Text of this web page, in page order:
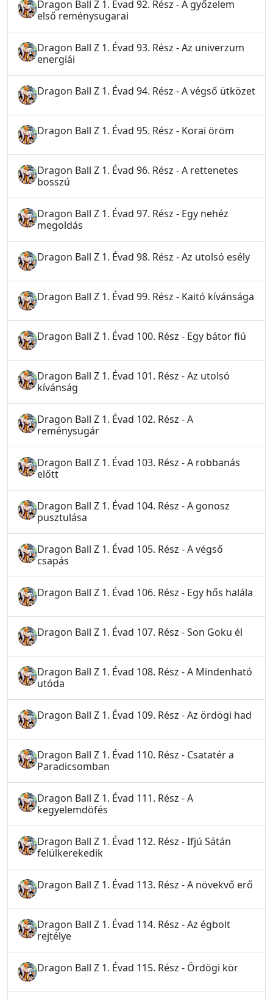
Dragon Ball Z 1. Évad 92. Rész - A győzelem
első reménysugarai
Dragon Ball Z 1. Évad 93. Rész - Az univerzum
energiái
Dragon Ball Z 1. Évad 94. Rész - A végső ütközet
Dragon Ball Z 1. Évad 95. Rész - Korai öröm
Dragon Ball Z 1. Évad 96. Rész - A rettenetes
bosszú
Dragon Ball Z 1. Évad 97. Rész - Egy nehéz
megoldás
Dragon Ball Z 1. Évad 98. Rész - Az utolsó esély
Dragon Ball Z 1. Évad 99. Rész - Kaitó kívánsága
Dragon Ball Z 1. Évad 100. Rész - Egy bátor fiú
Dragon Ball Z 1. Évad 101. Rész - Az utolsó
kívánság
Dragon Ball Z 1. Évad 102. Rész - A
reménysugár
Dragon Ball Z 1. Évad 103. Rész - A robbanás
előtt
Dragon Ball Z 1. Évad 104. Rész - A gonosz
pusztulása
Dragon Ball Z 1. Évad 105. Rész - A végső
csapás
Dragon Ball Z 1. Évad 106. Rész - Egy hős halála
Dragon Ball Z 1. Évad 107. Rész - Son Goku él
Dragon Ball Z 1. Évad 108. Rész - A Mindenható
utóda
Dragon Ball Z 1. Évad 109. Rész - Az ördögi had
Dragon Ball Z 1. Évad 110. Rész - Csatatér a
Paradicsomban
Dragon Ball Z 1. Évad 111. Rész - A
kegyelemdöfés
Dragon Ball Z 1. Évad 112. Rész - Ifjú Sátán
felülkerekedik
Dragon Ball Z 1. Évad 113. Rész - A növekvő erő
Dragon Ball Z 1. Évad 114. Rész - Az égbolt
rejtélye
Dragon Ball Z 1. Évad 115. Rész - Ördögi kör